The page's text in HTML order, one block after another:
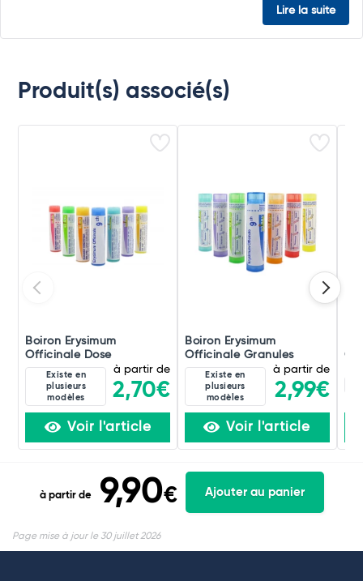
Lire la suite
Produit(s) associé(s)
Boiron Erysimum
Officinale Dose
Existe en
plusieurs
modèles
à partir de
2,70€
Voir l'article
Boiron Erysimum
Officinale Granules
Existe en
plusieurs
modèles
à partir de
2,99€
Voir l'article
à partir de 9,90€ Ajouter au panier
Page mise à jour le 30 juillet 2026